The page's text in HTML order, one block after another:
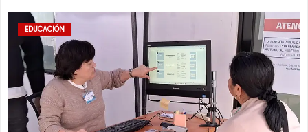
EDUCACIÓN